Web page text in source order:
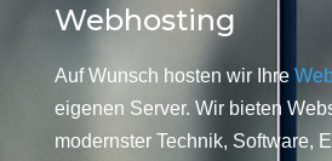
Webhosting
Auf Wunsch hosten wir Ihre
eigenen Server. Wir bieten
modernster Technik, Software,